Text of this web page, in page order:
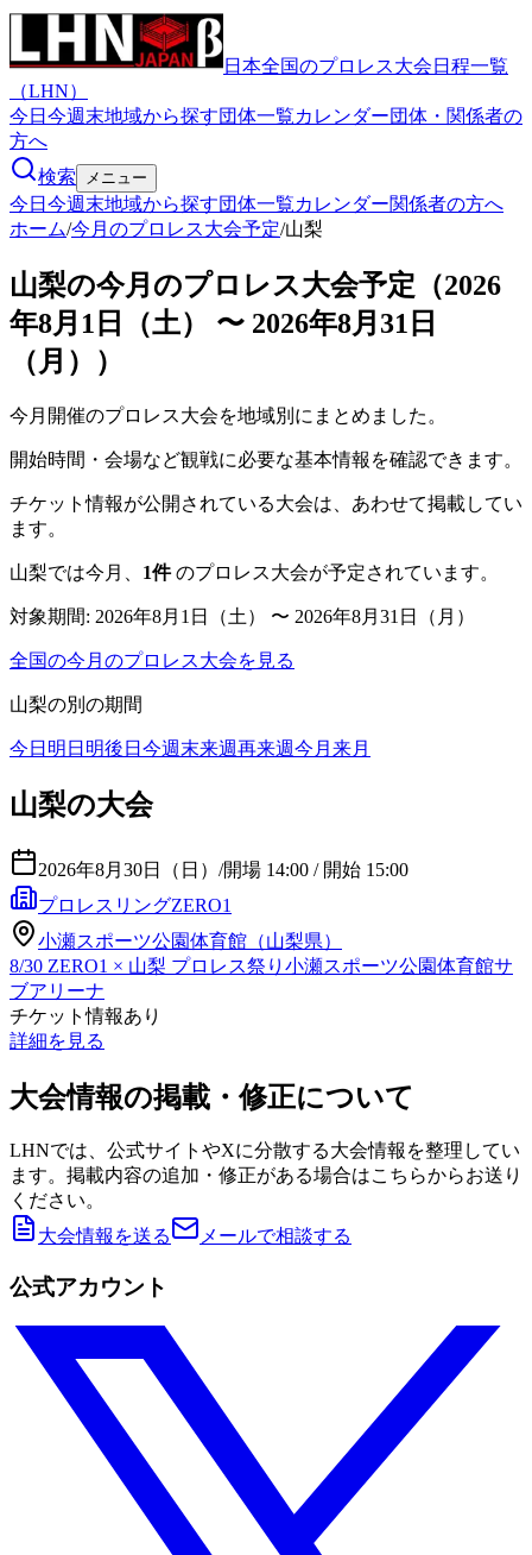
日本全国のプロレス大会日程一覧
（LHN）
今日 今週末地域から探す団体一覧カレンダー団体・関係者の
方へ
検索
メニュー
今日 今週末地域から探す団体一覧カレンダー関係者の方へ
ホーム/今月のプロレス大会予定/山梨
山梨の今月のプロレス大会予定（2026
年8月1日（土） 〜 2026年8月31日
（月））
今月開催のプロレス大会を地域別にまとめました。
開始時間・会場など観戦に必要な基本情報を確認できます。
チケット情報が公開されている大会は、あわせて掲載してい
ます。
山梨では今月、 1件のプロレス大会が予定されています。
対象期間: 2026年8月1日（土） 〜 2026年8月31日（月）
全国の今月のプロレス大会を見る
山梨の別の期間
今日 明日 明後日 今週末来週再来週今月 来月
山梨の大会
2026年8月30日（日） /開場 14:00 / 開始 15:00
プロレスリングZERO1
小瀬スポーツ公園体育館（山梨県）
8/30 ZERO1 × 山梨 プロレス祭り小瀬スポーツ公園体育館サ
ブアリーナ
チケット情報あり
詳細を見る
大会情報の掲載・修正について
LHNでは、公式サイトやXに分散する大会情報を整理してい
ます。掲載内容の追加・修正がある場合はこちらからお送り
ください。
大会情報を送る
メールで相談する
公式アカウント